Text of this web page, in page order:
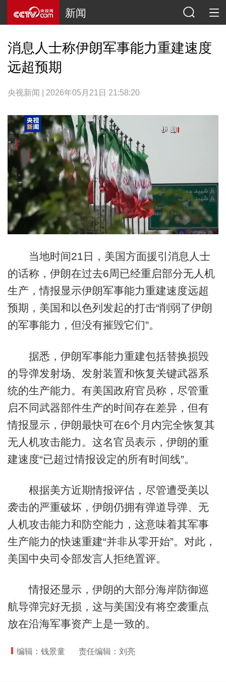
新闻
消息人士称伊朗军事能力重建速度
远超预期
央视新闻 | 2026年05月21日 21:58:20
当地时间21日，美国方面援引消息人士
的话称，伊朗在过去6周已经重启部分无人机
生产，情报显示伊朗军事能力重建速度远超
预期，美国和以色列发起的打击“削弱了伊朗
的军事能力，但没有摧毁它们”。
据悉，伊朗军事能力重建包括替换损毁
的导弹发射场、发射装置和恢复关键武器系
统的生产能力。有美国政府官员称，尽管重
启不同武器部件生产的时间存在差异，但有
情报显示，伊朗最快可在6个月内完全恢复其
无人机攻击能力。这名官员表示，伊朗的重
建速度“已超过情报设定的所有时间线”。
根据美方近期情报评估，尽管遭受美以
袭击的严重破坏，伊朗仍拥有弹道导弹、无
人机攻击能力和防空能力，这意味着其军事
生产能力的快速重建“并非从零开始”。对此，
美国中央司令部发言人拒绝置评。
情报还显示，伊朗的大部分海岸防御巡
航导弹完好无损，这与美国没有将空袭重点
放在沿海军事资产上是一致的。
编辑：钱景童 责任编辑：刘亮